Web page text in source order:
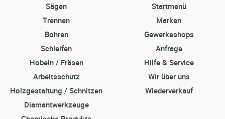
Sägen
Trennen
Bohren
Schleifen
Hobeln / Fräsen
Arbeitsschutz
Holzgestaltung / Schnitzen
Diamantwerkzeuge
Startmenü
Marken
Gewerkeshops
Anfrage
Hilfe & Service
Wir über uns
Wiederverkauf